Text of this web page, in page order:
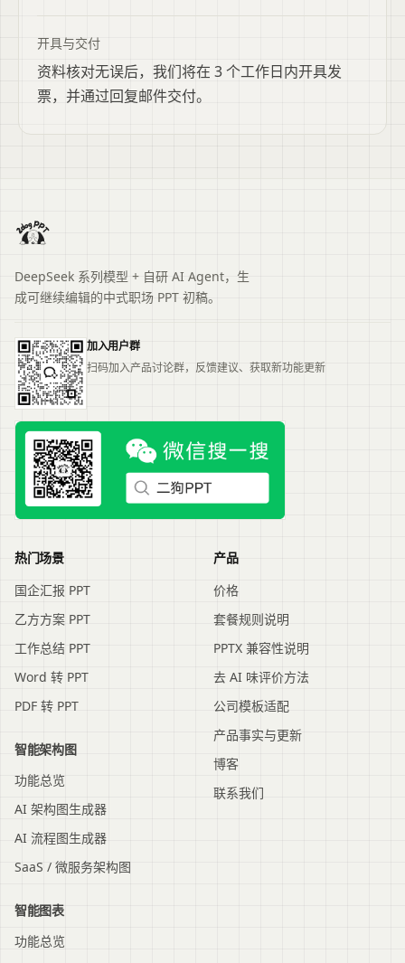
开具与交付
资料核对无误后，我们将在 3 个工作日内开具发
票，并通过回复邮件交付。
DeepSeek 系列模型 + 自研 AI Agent，生
成可继续编辑的中式职场 PPT 初稿。
加入用户群
扫码加入产品讨论群，反馈建议、获取新功能更新
热门场景
国企汇报 PPT
乙方方案 PPT
工作总结 PPT
Word 转 PPT
PDF 转 PPT
智能架构图
功能总览
AI 架构图生成器
AI 流程图生成器
SaaS / 微服务架构图
智能图表
功能总览
产品
价格
套餐规则说明
PPTX 兼容性说明
去 AI 味评价方法
公司模板适配
产品事实与更新
博客
联系我们